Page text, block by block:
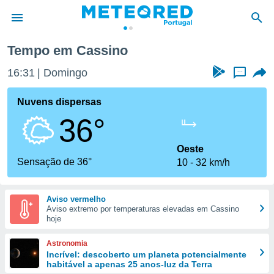
da
foi
fornecidas
a este
das
e
forma
digital
Tempo em Cassino
16:31 Domingo ...
Nuvens dispersas
36°
Sensação de 36°
Oeste
10
32 km/h
Aviso vermelho
Aviso extremo por temperaturas elevadas em Cassino
hoje
Astronomia
Incrível: descoberto um planeta potencialmente
habitável a apenas 25 anos-luz da Terra